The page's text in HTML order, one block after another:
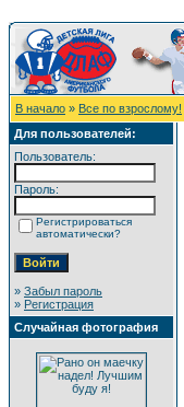
В начало » Все по взрослому!
Для пользователей:
Пользователь:
Пароль:
Регистрироваться
автоматически?
» Забыл пароль
» Регистрация
Случайная фотография